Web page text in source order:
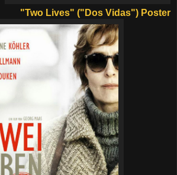
"Two Lives" ("Dos Vidas") Poster